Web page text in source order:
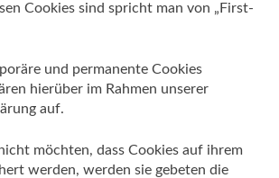
Cookies sind spricht man von „First-
und permanente Cookies
hierüber im Rahmen unserer
auf.
möchten, dass Cookies auf ihrem
werden, werden sie gebeten die